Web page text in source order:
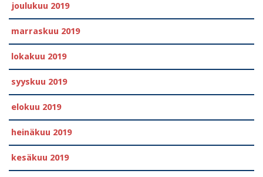
joulukuu 2019
marraskuu 2019
lokakuu 2019
syyskuu 2019
elokuu 2019
heinäkuu 2019
kesäkuu 2019